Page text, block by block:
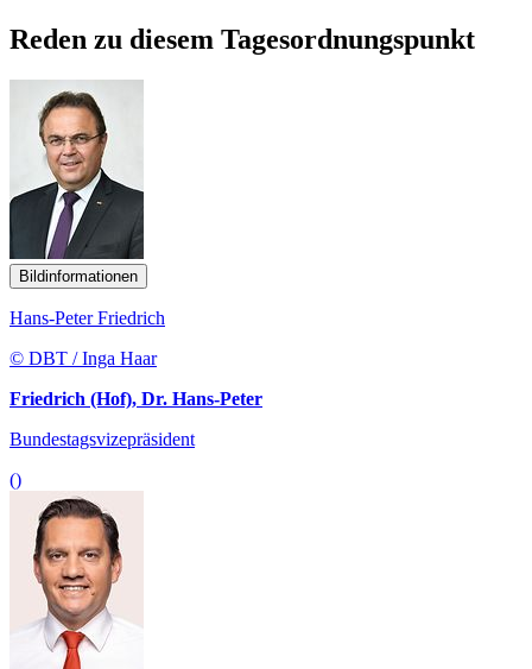
Reden zu diesem Tagesordnungspunkt
Bildinformationen
Hans-Peter Friedrich
© DBT / Inga Haar
Friedrich (Hof), Dr. Hans-Peter
Bundestagsvizepräsident
()